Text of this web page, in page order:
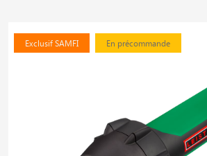
Exclusif SAMFI En précommande